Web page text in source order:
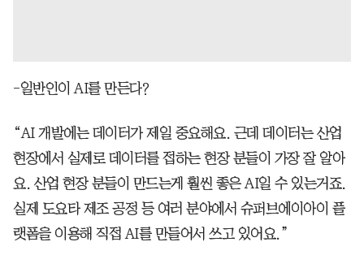
-일반인이 AI를 만든다?
“AI 개발에는 데이터가 제일 중요해요. 근데 데이터는 산업
현장에서 실제로 데이터를 접하는 현장 분들이 가장 잘 알아
요. 산업 현장 분들이 만드는게 훨씬 좋은 AI일 수 있는거죠.
실제 도요타 제조 공정 등 여러 분야에서 슈퍼브에이아이 플
랫폼을 이용해 직접 AI를 만들어서 쓰고 있어요.”